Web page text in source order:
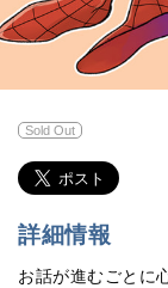
Sold Out
詳細情報
お話が進むごとに